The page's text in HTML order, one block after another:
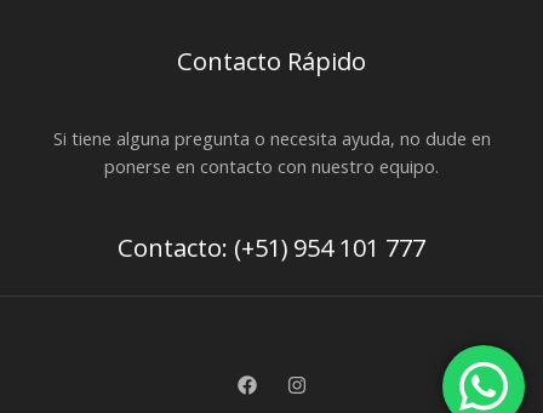
Contacto Rápido
Si tiene alguna pregunta o necesita ayuda, no dude en
ponerse en contacto con nuestro equipo.
Contacto: (+51) 954 101 777